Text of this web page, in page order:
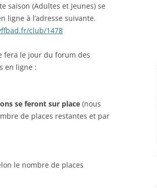
saison (Adultes et Jeunes) se
ligne à l’adresse suivante.
club/1478
fera le jour du forum des
en ligne :
se feront sur place (nous
de places restantes et par
le nombre de places